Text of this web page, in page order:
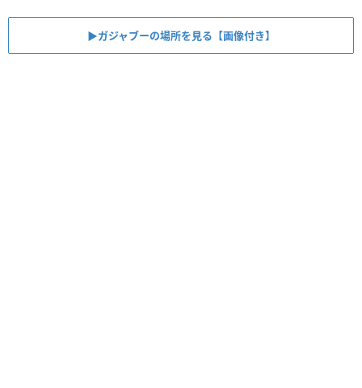
▶ガジャブーの場所を見る【画像付き】